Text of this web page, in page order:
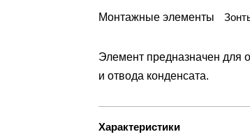
Монтажные элементы
Элемент предназначен для
и отвода конденсата.
Характеристики